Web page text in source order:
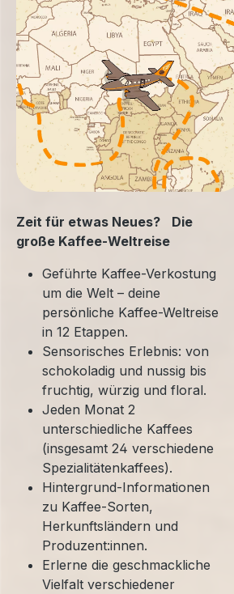
Zeit für etwas Neues? Die
große Kaffee-Weltreise
Geführte Kaffee-Verkostung
um die Welt – deine
persönliche Kaffee-Weltreise
in 12 Etappen.
Sensorisches Erlebnis: von
schokoladig und nussig bis
fruchtig, würzig und floral.
Jeden Monat 2
unterschiedliche Kaffees
(insgesamt 24 verschiedene
Spezialitätenkaffees).
Hintergrund-Informationen
zu Kaffee-Sorten,
Herkunftsländern und
Produzent:innen.
Erlerne die geschmackliche
Vielfalt verschiedener